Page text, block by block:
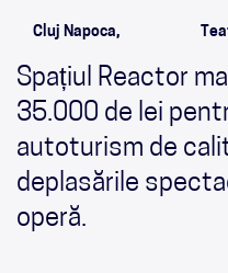
Cluj Napoca,
Spațiul Reactor
35.000 de lei
autoturism de
deplasările
operă.